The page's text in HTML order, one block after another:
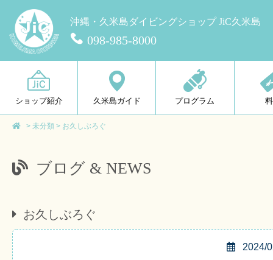
沖縄・久米島ダイビングショップ JiC久米島
098-985-8000
ショップ紹介 久米島ガイド プログラム
> 未分類 > お久しぶろぐ
ブログ & NEWS
お久しぶろぐ
2024/